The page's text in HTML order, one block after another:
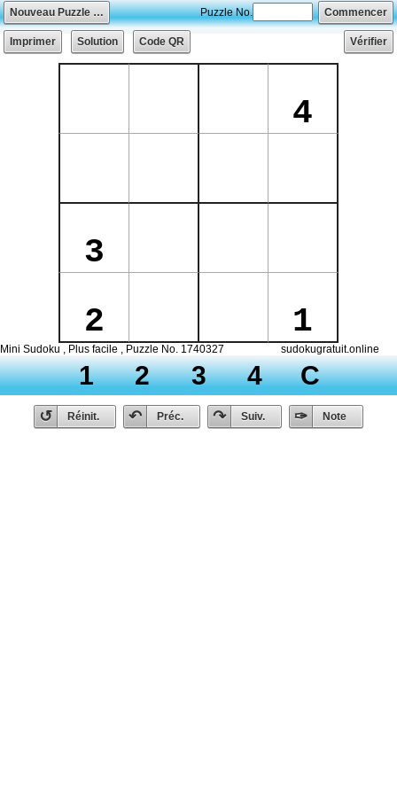
Nouveau Puzzle … Puzzle No. Commencer
Imprimer Solution Code QR Vérifier
4
3
2
1
Mini Sudoku , Plus facile , Puzzle No. 1740327 sudokugratuit.online
1 2 3 4 C
Réinit. Préc. Suiv. Note